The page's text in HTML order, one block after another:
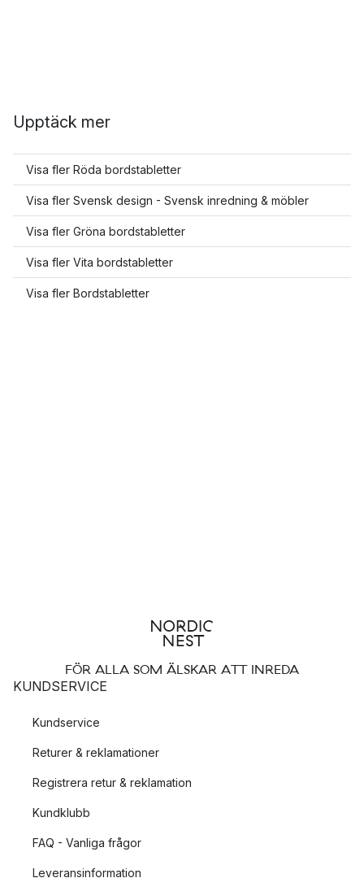
Upptäck mer
Visa fler Röda bordstabletter
Visa fler Svensk design - Svensk inredning & möbler
Visa fler Gröna bordstabletter
Visa fler Vita bordstabletter
Visa fler Bordstabletter
FÖR ALLA SOM ÄLSKAR ATT INREDA
KUNDSERVICE
Kundservice
Returer & reklamationer
Registrera retur & reklamation
Kundklubb
FAQ - Vanliga frågor
Leveransinformation